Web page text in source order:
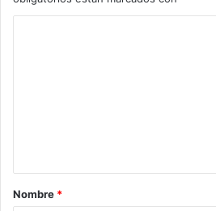
a
r
Nombre *